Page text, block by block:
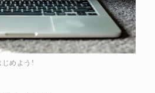
じめよう!